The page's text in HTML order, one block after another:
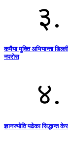
३.
कमैया मुक्ति अभियान्ता
नपरोस
४.
ज्ञानज्योति पढेका सिद्धान्त